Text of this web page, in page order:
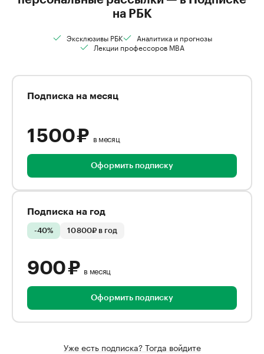
на РБК
Эксклюзивы РБК
Аналитика и прогнозы
Лекции профессоров MBA
Подписка на месяц
1 500 ₽ в месяц
Оформить подписку
Подписка на год
-40% 10 800₽ в год
900 ₽ в месяц
Оформить подписку
Уже есть подписка? Тогда войдите